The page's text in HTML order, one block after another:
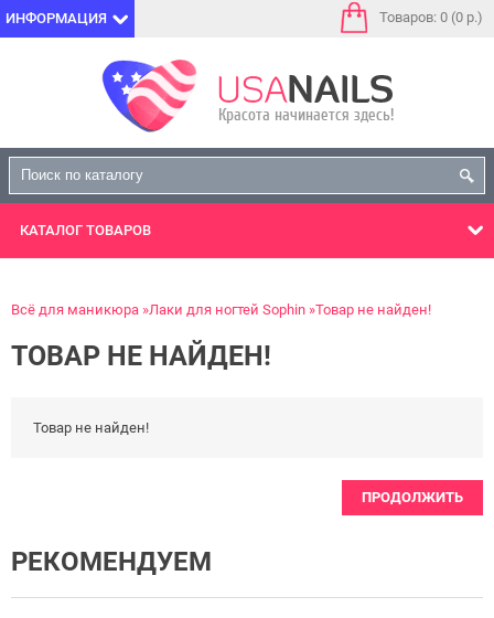
ИНФОРМАЦИЯ Товаров: 0 (0 р.)
КАТАЛОГ ТОВАРОВ
Всё для маникюра Лаки для ногтей Sophin Товар не найден!
ТОВАР НЕ НАЙДЕН!
Товар не найден!
ПРОДОЛЖИТЬ
РЕКОМЕНДУЕМ